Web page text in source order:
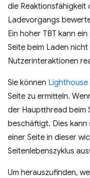
die Reaktionsfähigkeit
Ladevorgangs
Ein hoher TBT kann
Seite beim Laden
Nutzerinteraktionen
Sie können Lighthouse
Seite zu ermitteln.
der Hauptthread beim
beschäftigt. Dies
einer Seite in dieser
Seitenlebenszyklus
Um herauszufinden,